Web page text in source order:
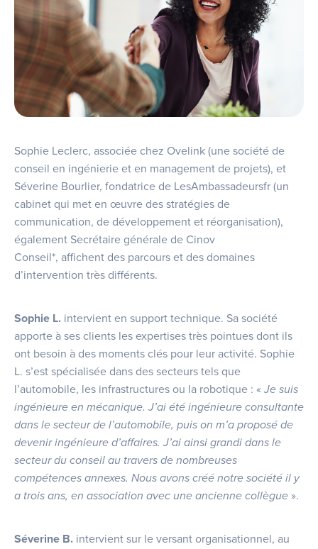
Sophie Leclerc, associée chez Ovelink (une société de
conseil en ingénierie et en management de projets), et
Séverine Bourlier, fondatrice de LesAmbassadeursfr (un
cabinet qui met en œuvre des stratégies de
communication, de développement et réorganisation),
également Secrétaire générale de Cinov
Conseil*, affichent des parcours et des domaines
d’intervention très différents.
Sophie L. intervient en support technique. Sa société
apporte à ses clients les expertises très pointues dont ils
ont besoin à des moments clés pour leur activité. Sophie
L. s’est spécialisée dans des secteurs tels que
l’automobile, les infrastructures ou la robotique : « Je suis
ingénieure en mécanique. J’ai été ingénieure consultante
dans le secteur de l’automobile, puis on m’a proposé de
devenir ingénieure d’affaires. J’ai ainsi grandi dans le
secteur du conseil au travers de nombreuses
compétences annexes. Nous avons créé notre société il y
a trois ans, en association avec une ancienne collègue ».
Séverine B. intervient sur le versant organisationnel, au